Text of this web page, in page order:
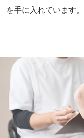
を手に入れています。